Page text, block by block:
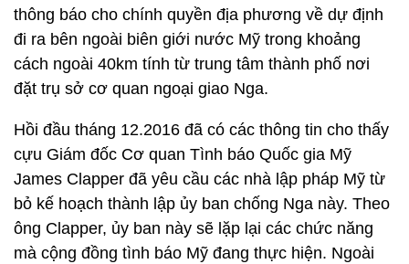
thông báo cho chính quyền địa phương về dự định
đi ra bên ngoài biên giới nước Mỹ trong khoảng
cách ngoài 40km tính từ trung tâm thành phố nơi
đặt trụ sở cơ quan ngoại giao Nga.
Hồi đầu tháng 12.2016 đã có các thông tin cho thấy
cựu Giám đốc Cơ quan Tình báo Quốc gia Mỹ
James Clapper đã yêu cầu các nhà lập pháp Mỹ từ
bỏ kế hoạch thành lập ủy ban chống Nga này. Theo
ông Clapper, ủy ban này sẽ lặp lại các chức năng
mà cộng đồng tình báo Mỹ đang thực hiện. Ngoài